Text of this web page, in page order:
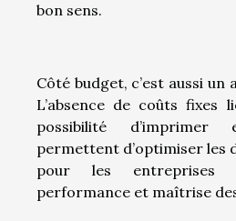
bon sens.
Côté budget, c’est aussi un
L’absence de coûts fixes
possibilité
permettent d’optimiser les
pour les entreprises
performance et maîtrise